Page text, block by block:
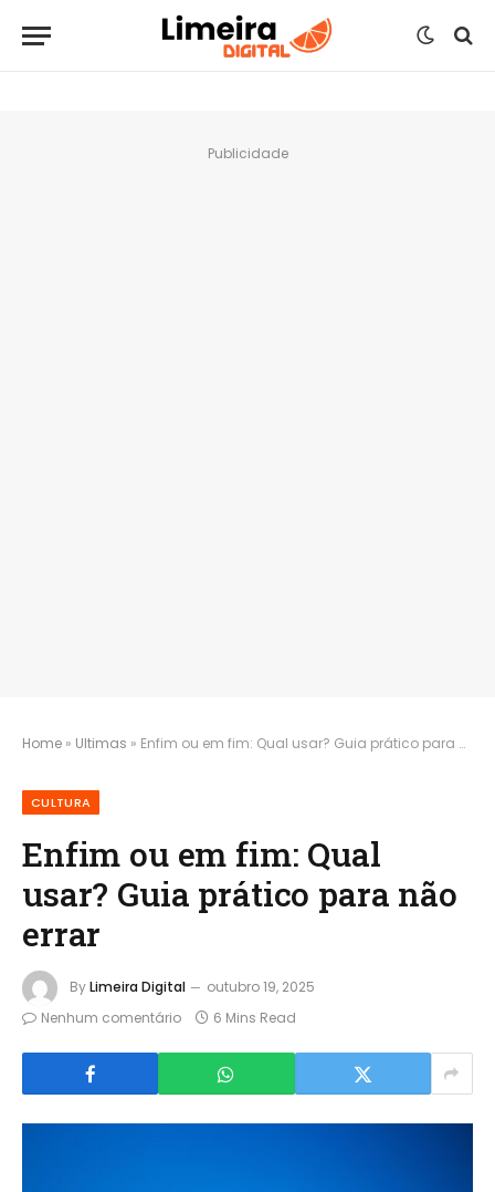
Publicidade
Home » Ultimas » Enfim ou em fim: Qual usar? Guia prático para não errar
CULTURA
Enfim ou em fim: Qual
usar? Guia prático para não
errar
ByLimeira Digital
outubro 19, 2025
Nenhum comentário
6 Mins Read